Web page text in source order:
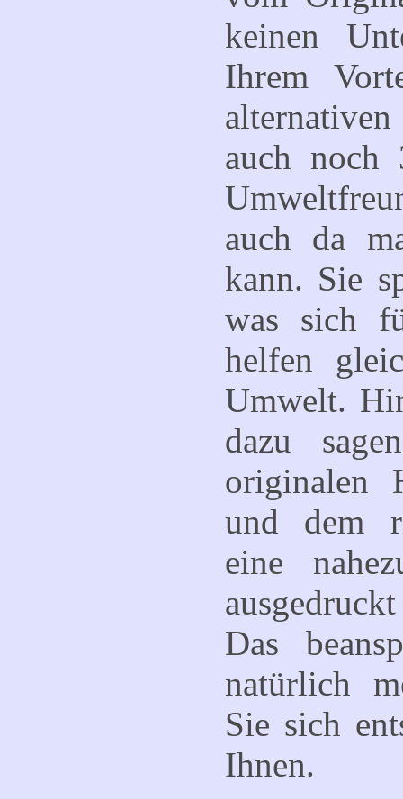
keinen
Ihrem
auch noch
auch da
kann. Sie
was sich
helfen
Umwelt.
dazu
originalen
und dem
eine
Das
natürlich
Sie sich
Ihnen.